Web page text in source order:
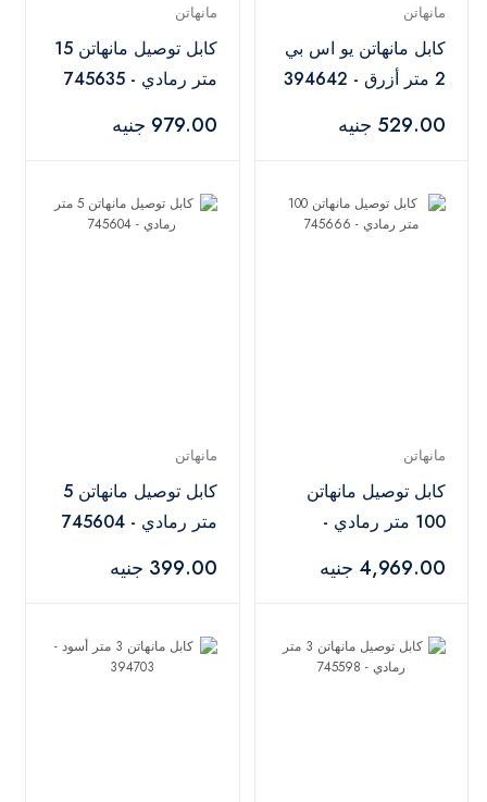
مانهاتن
كابل مانهاتن يو اس بي
2 متر أزرق - 394642
529.00 جنيه
مانهاتن
كابل توصيل مانهاتن 15
متر رمادي - 745635
979.00 جنيه
مانهاتن
كابل توصيل مانهاتن
100 متر رمادي -
4,969.00 جنيه
مانهاتن
كابل توصيل مانهاتن 5
متر رمادي - 745604
399.00 جنيه